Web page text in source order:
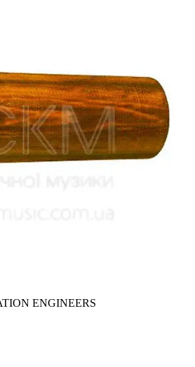
ENGINEERS